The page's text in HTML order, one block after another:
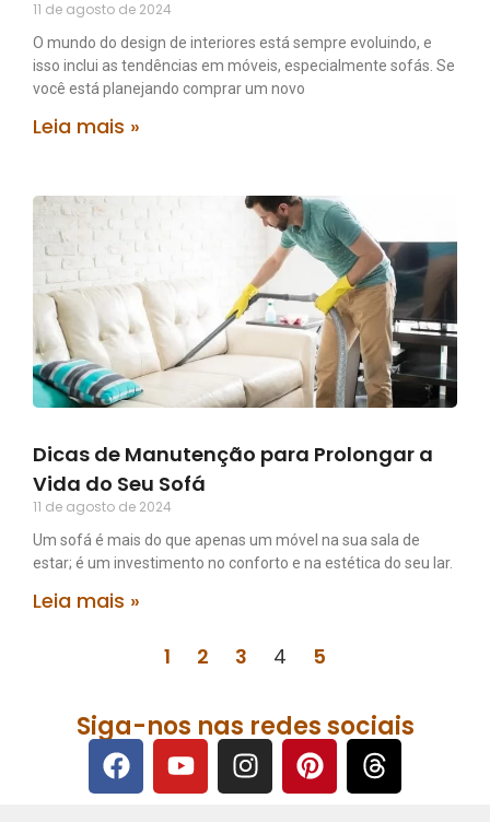
11 de agosto de 2024
O mundo do design de interiores está sempre evoluindo, e
isso inclui as tendências em móveis, especialmente sofás. Se
você está planejando comprar um novo
Leia mais »
Dicas de Manutenção para Prolongar a
Vida do Seu Sofá
11 de agosto de 2024
Um sofá é mais do que apenas um móvel na sua sala de
estar; é um investimento no conforto e na estética do seu lar.
Leia mais »
1 2 3 4 5
Siga-nos nas redes sociais